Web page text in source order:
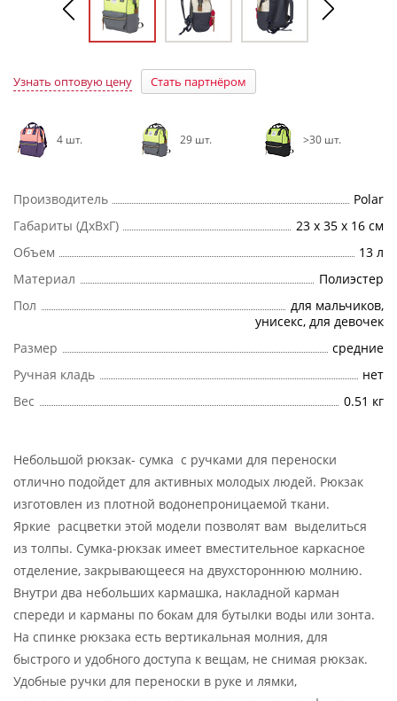
Узнать оптовую цену Стать партнёром
4 шт. 29 шт. >30 шт.
Производитель
Polar
Габариты (ДхВхГ)
23 х 35 х 16 см
Объем
13 л
Материал
Полиэстер
Пол
для мальчиков,
унисекс, для девочек
Размер
cредние
Ручная кладь
нет
Вес
0.51 кг
Небольшой рюкзак- сумка с ручками для переноски
отлично подойдет для активных молодых людей. Рюкзак
изготовлен из плотной водонепроницаемой ткани.
Яркие расцветки этой модели позволят вам выделиться
из толпы. Сумка-рюкзак имеет вместительное каркасное
отделение, закрывающееся на двухстороннюю молнию.
Внутри два небольших кармашка, накладной карман
спереди и карманы по бокам для бутылки воды или зонта.
На спинке рюкзака есть вертикальная молния, для
быстрого и удобного доступа к вещам, не снимая рюкзак.
Удобные ручки для переноски в руке и лямки,